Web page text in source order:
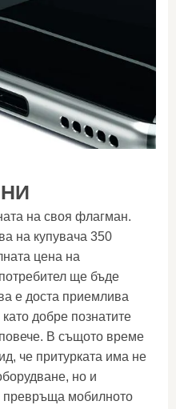
на своя флагман.
на купувача 350
цена на
ще бъде
е доста приемлива
добре познатите
В същото време
че притурката има не
но и
превръща мобилното